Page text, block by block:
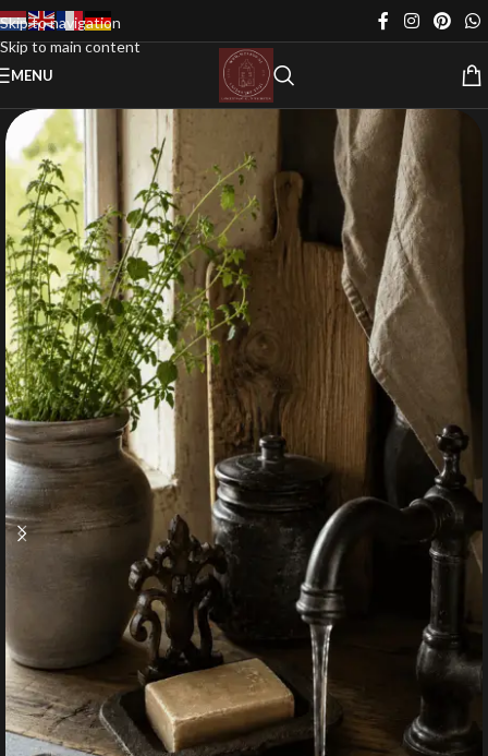
Skip to navigation
Skip to main content
MENU